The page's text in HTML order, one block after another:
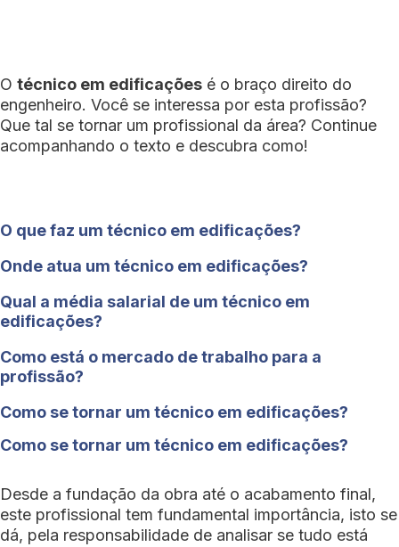
O técnico em edificações é o braço direito do
engenheiro. Você se interessa por esta profissão?
Que tal se tornar um profissional da área? Continue
acompanhando o texto e descubra como!
O que faz um técnico em edificações?
Onde atua um técnico em edificações?
Qual a média salarial de um técnico em
edificações?
Como está o mercado de trabalho para a
profissão?
Como se tornar um técnico em edificações?
Como se tornar um técnico em edificações?
Desde a fundação da obra até o acabamento final,
este profissional tem fundamental importância, isto se
dá, pela responsabilidade de analisar se tudo está